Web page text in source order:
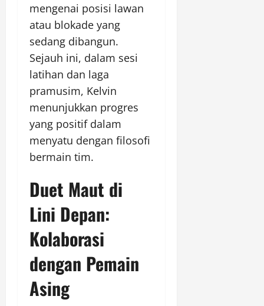
mengenai posisi lawan
atau blokade yang
sedang dibangun.
Sejauh ini, dalam sesi
latihan dan laga
pramusim, Kelvin
menunjukkan progres
yang positif dalam
menyatu dengan filosofi
bermain tim.
Duet Maut di
Lini Depan:
Kolaborasi
dengan Pemain
Asing